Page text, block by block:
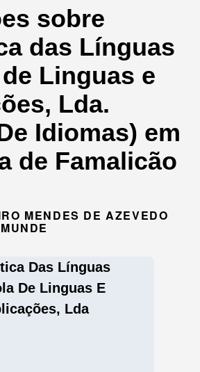
sobre
das Línguas
Linguas e
Lda.
Idiomas) em
de Famalicão
MENDES DE AZEVEDO
Das Línguas
De Linguas E
Lda